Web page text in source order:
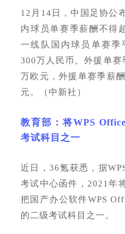
12月14日，中国足协公
内球员单赛季薪酬不得
一线队国内球员单赛季
300万人民币。外援单
万欧元，外援单赛季薪
元。（中新社）
教育部：将WPS
考试科目之一
近日，36氪获悉，据
考试中心函件，2021年
把国产办公软件WPS
的二级考试科目之一。